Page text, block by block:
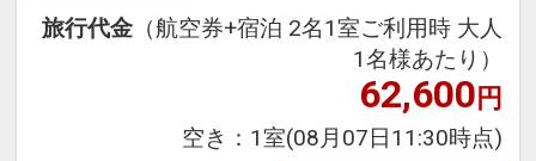
にも最適！
旅行期間中の1泊だけの宿泊や延
泊・飛び泊なども自由自在です。
JALマイレージ会員の方にはフライ
トマイルが50%貯まります。
旅行代金 （航空券+宿泊 2名1室ご利用時 大人
1名様あたり）
62,600円
空き： 1室(08月07日11:30時点)